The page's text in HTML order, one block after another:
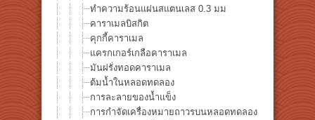
ทำความร้อนแผ่นสแตนเลส 0.3 มม
คาราเมลบิสกิต
คุกกี้คาราเมล
แครกเกอร์เกลือคาราเมล
มันฝรั่งทอดคาราเมล
ต้มน้ำในหลอดทดลอง
การละลายของน้ำแข็ง
การกำจัดเครื่องหมายถาวรบนหลอดทดลอง